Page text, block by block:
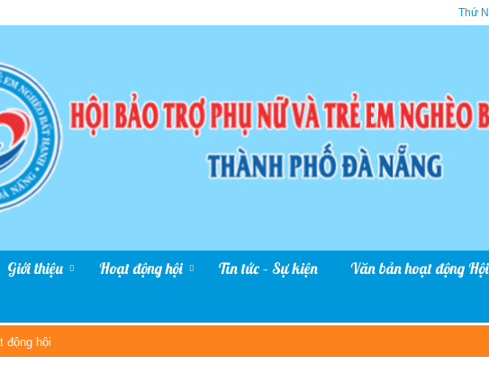
Thứ
Giới thiệu Hoạt động hội Tin tức – Sự kiện Văn bản hoạt động Hội
động hội